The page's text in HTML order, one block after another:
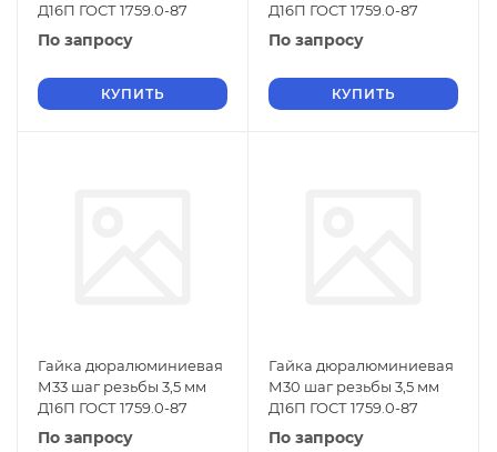
Д16П ГОСТ 1759.0-87
По запросу
КУПИТЬ
Д16П ГОСТ 1759.0-87
По запросу
КУПИТЬ
Гайка дюралюминиевая
М33 шаг резьбы 3,5 мм
Д16П ГОСТ 1759.0-87
По запросу
Гайка дюралюминиевая
М30 шаг резьбы 3,5 мм
Д16П ГОСТ 1759.0-87
По запросу